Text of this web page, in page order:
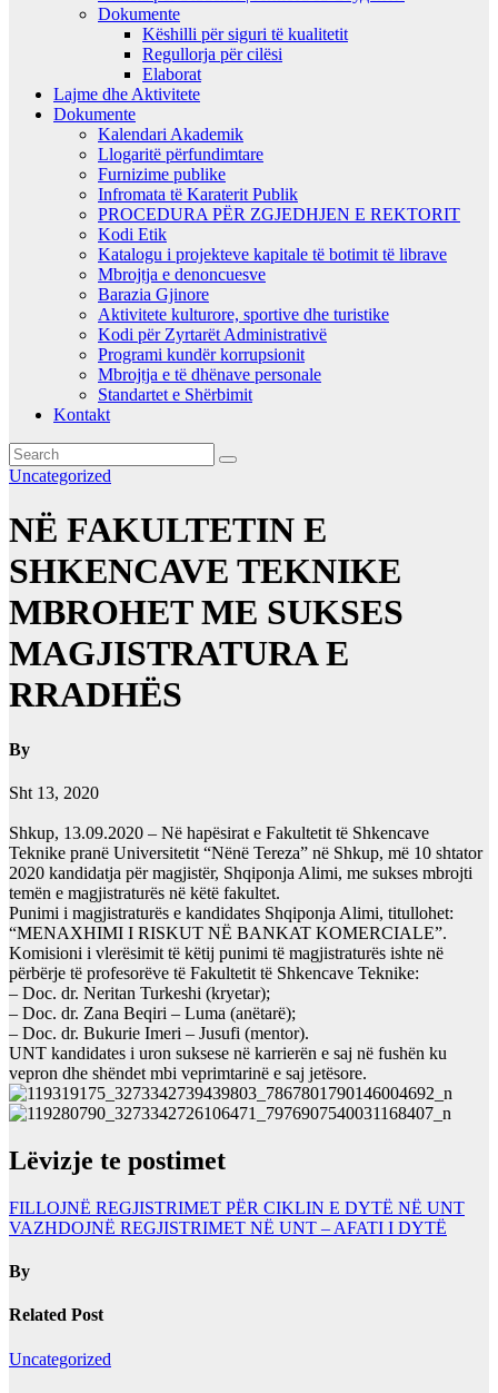
Dokumente
Këshilli për siguri të kualitetit
Regullorja për cilësi
Elaborat
Lajme dhe Aktivitete
Dokumente
Kalendari Akademik
Llogaritë përfundimtare
Furnizime publike
Infromata të Karaterit Publik
PROCEDURA PËR ZGJEDHJEN E REKTORIT
Kodi Etik
Katalogu i projekteve kapitale të botimit të librave
Mbrojtja e denoncuesve
Barazia Gjinore
Aktivitete kulturore, sportive dhe turistike
Kodi për Zyrtarët Administrativë
Programi kundër korrupsionit
Mbrojtja e të dhënave personale
Standartet e Shërbimit
Kontakt
Uncategorized
NË FAKULTETIN E
SHKENCAVE TEKNIKE
MBROHET ME SUKSES
MAGJISTRATURA E
RRADHËS
By
Sht 13, 2020
Shkup, 13.09.2020 – Në hapësirat e Fakultetit të Shkencave
Teknike pranë Universitetit “Nënë Tereza” në Shkup, më 10 shtator
2020 kandidatja për magjistër, Shqiponja Alimi, me sukses mbrojti
temën e magjistraturës në këtë fakultet.
Punimi i magjistraturës e kandidates Shqiponja Alimi, titullohet:
“MENAXHIMI I RISKUT NË BANKAT KOMERCIALE”.
Komisioni i vlerësimit të këtij punimi të magjistraturës ishte në
përbërje të profesorëve të Fakultetit të Shkencave Teknike:
– Doc. dr. Neritan Turkeshi (kryetar);
– Doc. dr. Zana Beqiri – Luma (anëtarë);
– Doc. dr. Bukurie Imeri – Jusufi (mentor).
UNT kandidates i uron suksese në karrierën e saj në fushën ku
vepron dhe shëndet mbi veprimtarinë e saj jetësore.
Lëvizje te postimet
FILLOJNË REGJISTRIMET PËR CIKLIN E DYTË NË UNT
VAZHDOJNË REGJISTRIMET NË UNT – AFATI I DYTË
By
Related Post
Uncategorized